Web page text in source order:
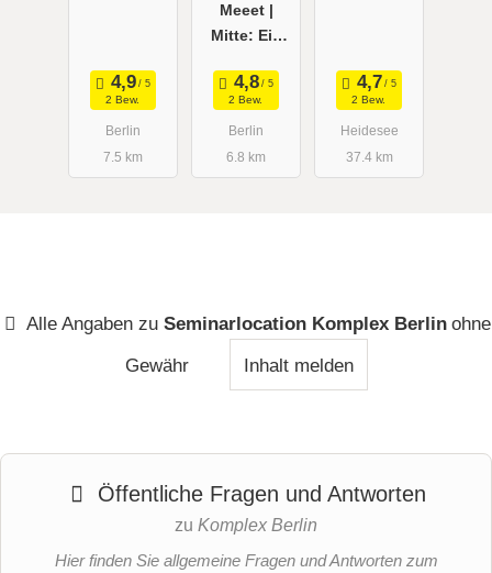
2 Bew.
Berlin
7.5 km
Meeet |
Mitte: Ein
spannenden
Räumen
2 Bew.
Berlin
6.8 km
2 Bew.
Heidesee
37.4 km
Alle Angaben zu Seminarlocation Komplex Berlin ohne
Gewähr
Inhalt melden
Öffentliche Fragen und Antworten
zu Komplex Berlin
Hier finden Sie allgemeine Fragen und Antworten zum